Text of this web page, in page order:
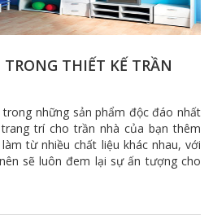
THIẾT KẾ TRẦN
những sản phẩm độc đáo nhất
trí cho trần nhà của bạn thêm
từ nhiều chất liệu khác nhau, với
sẽ luôn đem lại sự ấn tượng cho